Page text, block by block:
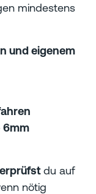
mindestens
und eigenem
6mm
du auf
nötig